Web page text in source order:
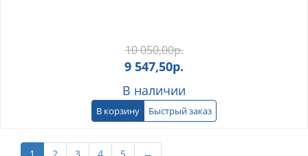
10 050,00р.
9 547,50р.
В наличии
В корзину Быстрый заказ
1 2 3 4 5 →